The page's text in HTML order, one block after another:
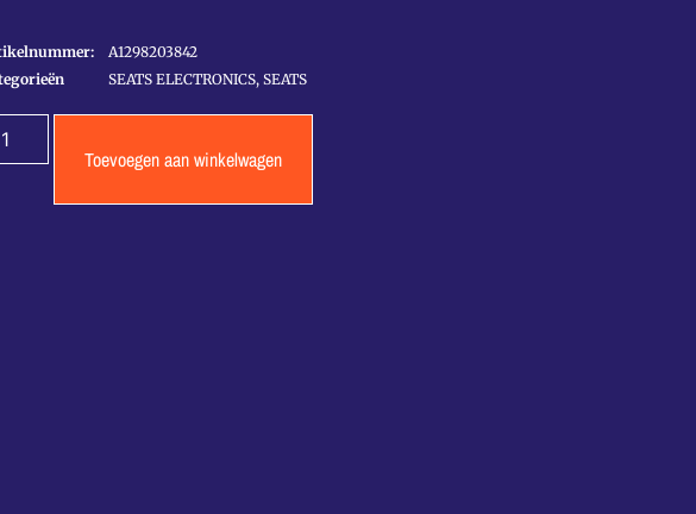
A1298203842
SEATS ELECTRONICS, SEATS
Toevoegen aan winkelwagen